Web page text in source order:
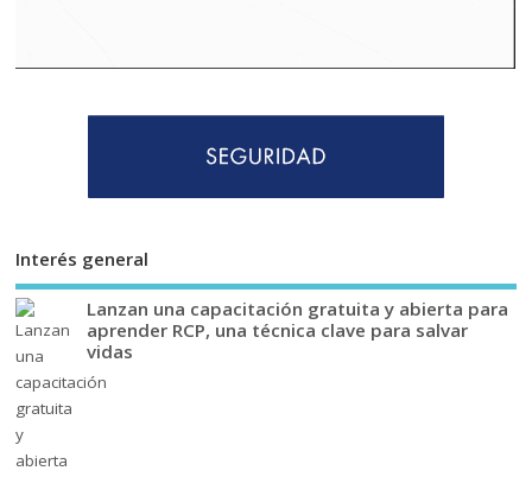
Interés general
Lanzan una capacitación gratuita y abierta para
aprender RCP, una técnica clave para salvar
vidas